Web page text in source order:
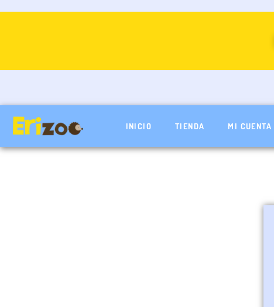
INICIO TIENDA MI CUENTA